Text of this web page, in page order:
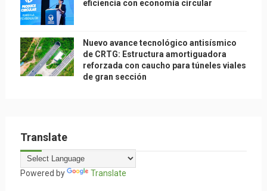
eficiencia con economía circular
Nuevo avance tecnológico antisísmico
de CRTG: Estructura amortiguadora
reforzada con caucho para túneles viales
de gran sección
Translate
Powered by Translate